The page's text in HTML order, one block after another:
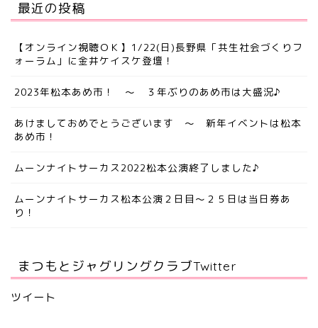
最近の投稿
【オンライン視聴ＯＫ】1/22(日)長野県「共生社会づくりフ
ォーラム」に金井ケイスケ登壇！
2023年松本あめ市！ ～ ３年ぶりのあめ市は大盛況♪
あけましておめでとうございます ～ 新年イベントは松本
あめ市！
ムーンナイトサーカス2022松本公演終了しました♪
ムーンナイトサーカス松本公演２日目～２５日は当日券あ
り！
まつもとジャグリングクラブTwitter
ツイート